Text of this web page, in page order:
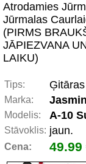
Atrodamies
Jūrmalas
(PIRMS
JĀPIEZVANA
LAIKU)
Tips: Ģitāras
Marka: Jasmin
Modelis: A-10
Stāvoklis: jaun.
Cena: 49.99